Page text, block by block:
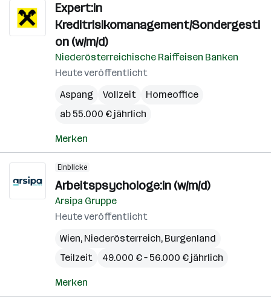
Expert:in
Kreditrisikomanagement/Sondergesti
on (w/m/d)
Niederösterreichische Raiffeisen Banken
Heute veröffentlicht
Aspang
Vollzeit
Homeoffice
ab 55.000 € jährlich
Merken
Einblicke
Arbeitspsychologe:in (w/m/d)
Arsipa Gruppe
Heute veröffentlicht
Wien, Niederösterreich, Burgenland
Teilzeit
49.000 € – 56.000 € jährlich
Merken